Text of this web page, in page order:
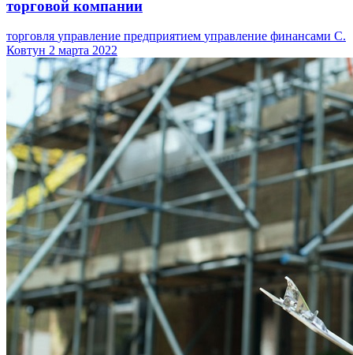
торговой компании
торговля управление предприятием управление финансами С.
Ковтун 2 марта 2022